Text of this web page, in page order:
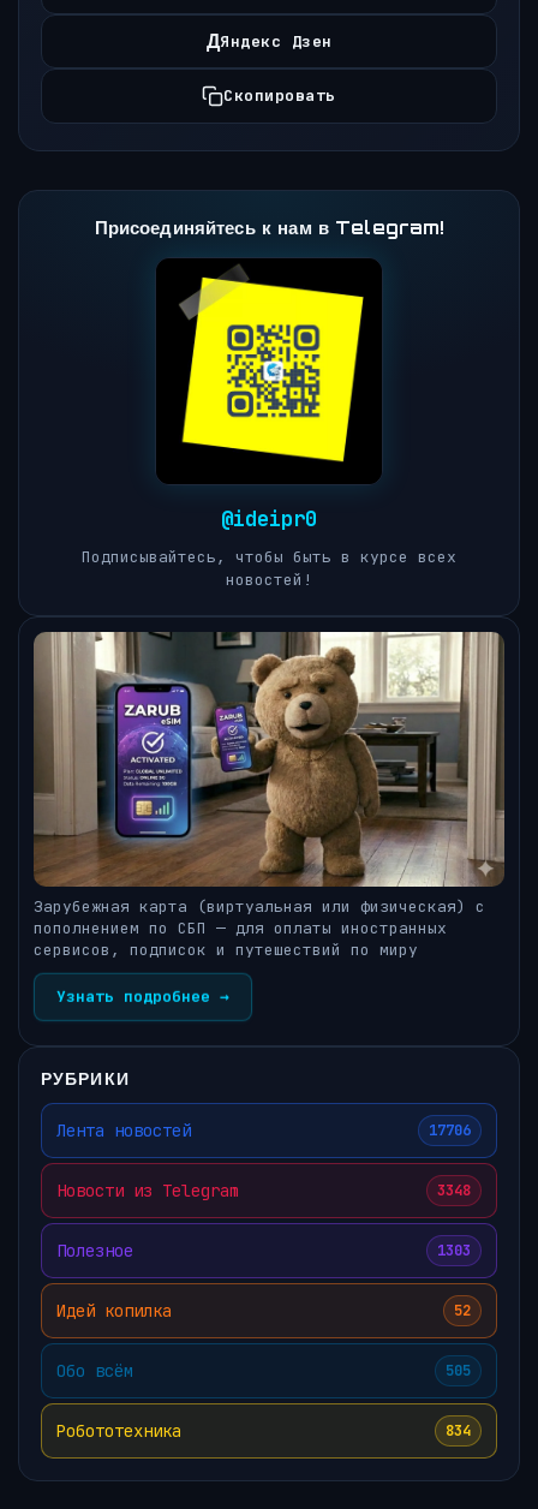
ДЯндекс Дзен
Скопировать
Присоединяйтесь к нам в Telegram!
@ideipr0
Подписывайтесь, чтобы быть в курсе всех
новостей!
Зарубежная карта (виртуальная или физическая) с
пополнением по СБП — для оплаты иностранных
сервисов, подписок и путешествий по миру
Узнать подробнее →
РУБРИКИ
Лента новостей 17706
Новости из Telegram 3348
Полезное 1303
Идей копилка 52
Обо всём 505
Робототехника 834